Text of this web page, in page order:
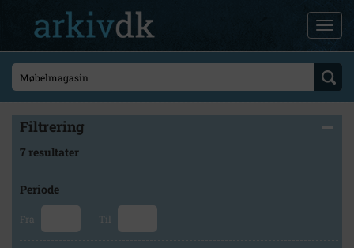
Filtrering
7 resultater
Periode
Fra Til